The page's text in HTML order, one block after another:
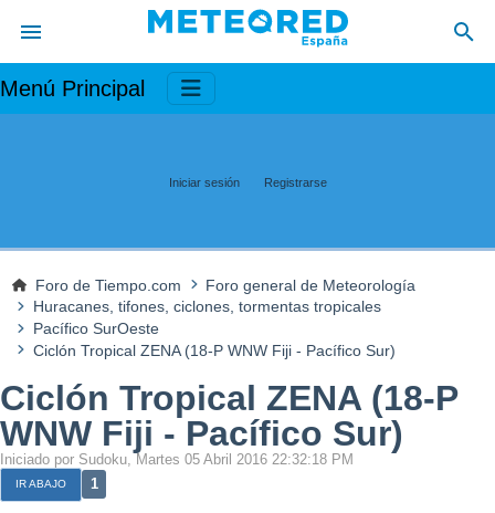
Menú Principal
Iniciar sesión Registrarse
Foro de Tiempo.com
Foro general de Meteorología
Huracanes, tifones, ciclones, tormentas tropicales
Pacífico SurOeste
Ciclón Tropical ZENA (18-P WNW Fiji - Pacífico Sur)
Ciclón Tropical ZENA (18-P
WNW Fiji - Pacífico Sur)
Iniciado por Sudoku, Martes 05 Abril 2016 22:32:18 PM
IR ABAJO 1